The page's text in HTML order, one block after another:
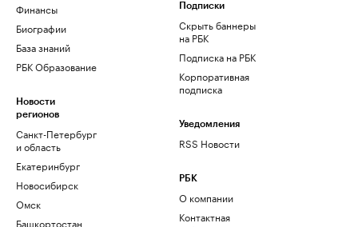
Финансы
Биографии
База знаний
РБК Образование
Новости
регионов
Санкт-Петербург
и область
Екатеринбург
Новосибирск
Омск
Башкортостан
Подписки
Скрыть баннеры
на РБК
Подписка на РБК
Корпоративная
подписка
Уведомления
RSS Новости
РБК
О компании
Контактная